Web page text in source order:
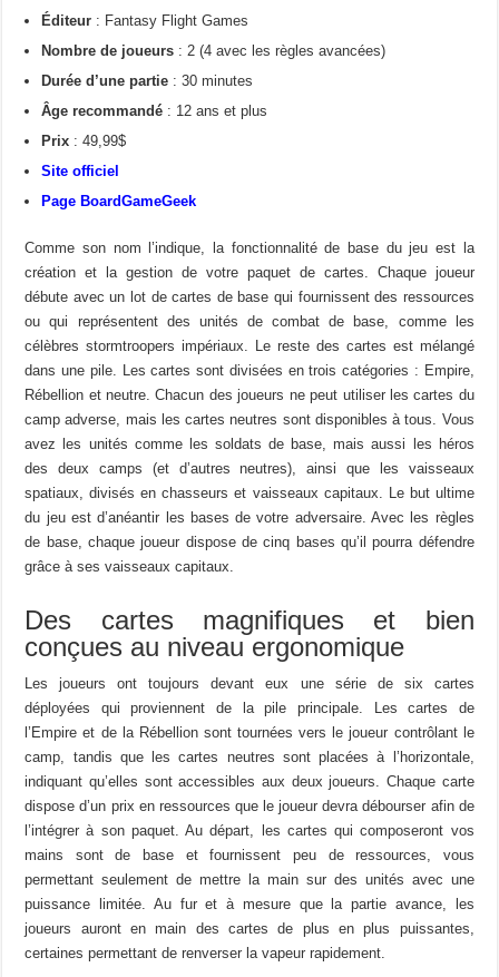
Éditeur : Fantasy Flight Games
Nombre de joueurs : 2 (4 avec les règles avancées)
Durée d’une partie : 30 minutes
Âge recommandé : 12 ans et plus
Prix : 49,99$
Site officiel
Page BoardGameGeek
Comme son nom l’indique, la fonctionnalité de base du jeu est la
création et la gestion de votre paquet de cartes. Chaque joueur
débute avec un lot de cartes de base qui fournissent des ressources
ou qui représentent des unités de combat de base, comme les
célèbres stormtroopers impériaux. Le reste des cartes est mélangé
dans une pile. Les cartes sont divisées en trois catégories : Empire,
Rébellion et neutre. Chacun des joueurs ne peut utiliser les cartes du
camp adverse, mais les cartes neutres sont disponibles à tous. Vous
avez les unités comme les soldats de base, mais aussi les héros
des deux camps (et d’autres neutres), ainsi que les vaisseaux
spatiaux, divisés en chasseurs et vaisseaux capitaux. Le but ultime
du jeu est d’anéantir les bases de votre adversaire. Avec les règles
de base, chaque joueur dispose de cinq bases qu’il pourra défendre
grâce à ses vaisseaux capitaux.
Des cartes magnifiques et bien
conçues au niveau ergonomique
Les joueurs ont toujours devant eux une série de six cartes
déployées qui proviennent de la pile principale. Les cartes de
l’Empire et de la Rébellion sont tournées vers le joueur contrôlant le
camp, tandis que les cartes neutres sont placées à l’horizontale,
indiquant qu’elles sont accessibles aux deux joueurs. Chaque carte
dispose d’un prix en ressources que le joueur devra débourser afin de
l’intégrer à son paquet. Au départ, les cartes qui composeront vos
mains sont de base et fournissent peu de ressources, vous
permettant seulement de mettre la main sur des unités avec une
puissance limitée. Au fur et à mesure que la partie avance, les
joueurs auront en main des cartes de plus en plus puissantes,
certaines permettant de renverser la vapeur rapidement.